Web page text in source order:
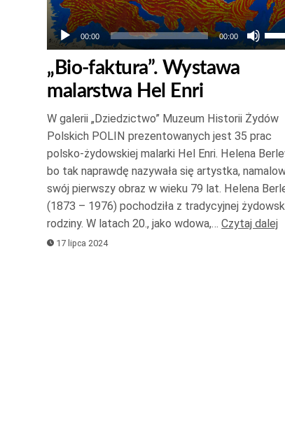
00:00 00:00
dołu
aby
lub
„Bio-faktura”. Wystawa
malarstwa Hel Enri
W galerii „Dziedzictwo” Muzeum Historii Żydów
Polskich POLIN prezentowanych jest 35 prac
polsko-żydowskiej malarki Hel Enri. Helena
bo tak naprawdę nazywała się artystka,
swój pierwszy obraz w wieku 79 lat. Helena
(1873 – 1976) pochodziła z tradycyjnej
rodziny. W latach 20., jako wdowa,…Czytaj dalej
17 lipca 2024